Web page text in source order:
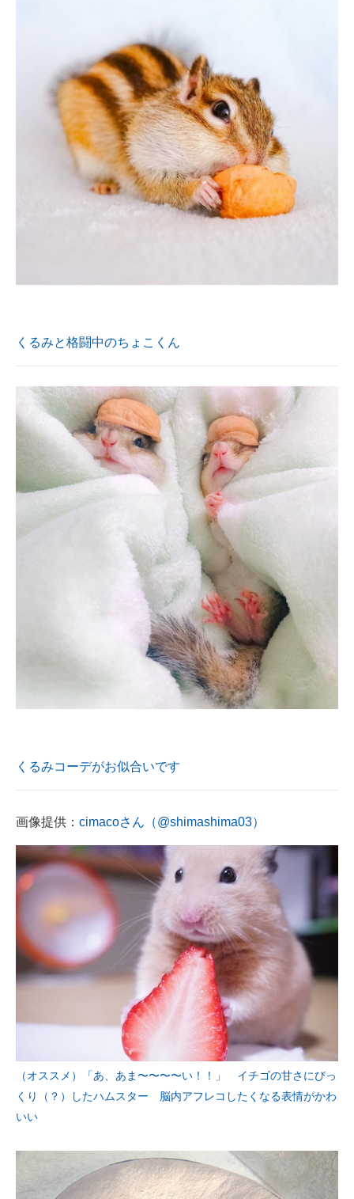
くるみと格闘中のちょこくん
くるみコーデがお似合いです
画像提供： cimacoさん（@shimashima03）
（オススメ）「あ、あま〜〜〜〜い！！」 イチゴの甘さにびっ
くり（？）したハムスター 脳内アフレコしたくなる表情がかわ
いい